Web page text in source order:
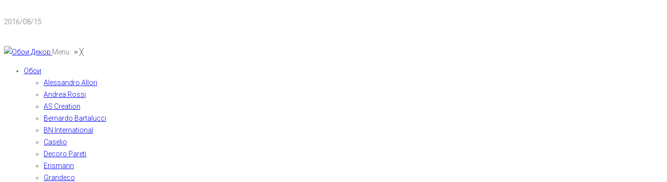
2016/08/15
Menu ≡╳
Обои
Alessandro Allori
Andrea Rossi
AS Creation
Bernardo Bartalucci
BN International
Caselio
Decoro Pareti
Erismann
Grandeco